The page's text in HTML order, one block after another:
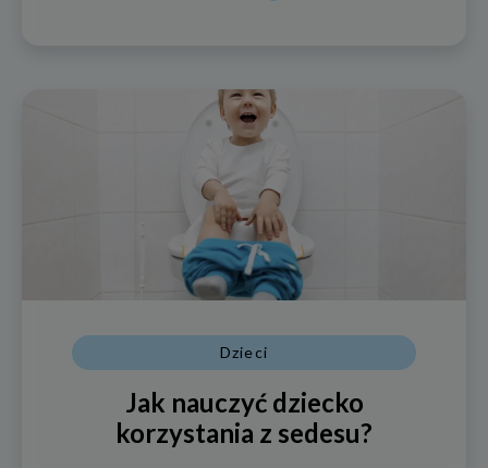
Dzieci
Jak nauczyć dziecko
korzystania z sedesu?